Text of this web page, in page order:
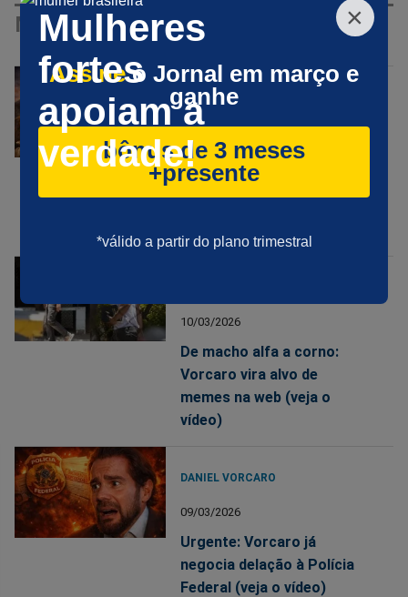
×
Mulheres
fortes
apoiam a
verdade!
Assineo Jornal em março e
ganhe
bônus de 3 meses
+presente
*válido a partir do plano trimestral
MAIS DE EMÍLIO KERBER FILHO
BANCO MASTER
Sem saída? Pressões
políticas e institucionais
10/03/2026
De macho alfa a corno:
Vorcaro vira alvo de
memes na web (veja o
vídeo)
DANIEL VORCARO
09/03/2026
Urgente: Vorcaro já
negocia delação à Polícia
Federal (veja o vídeo)